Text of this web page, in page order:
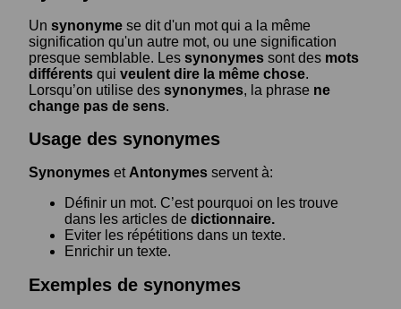
Un synonyme se dit d'un mot qui a la même
signification qu'un autre mot, ou une signification
presque semblable. Les synonymes sont des mots
différents qui veulent dire la même chose.
Lorsqu’on utilise des synonymes, la phrase ne
change pas de sens.
Usage des synonymes
Synonymes et Antonymes servent à:
Définir un mot. C’est pourquoi on les trouve
dans les articles de dictionnaire.
Eviter les répétitions dans un texte.
Enrichir un texte.
Exemples de synonymes